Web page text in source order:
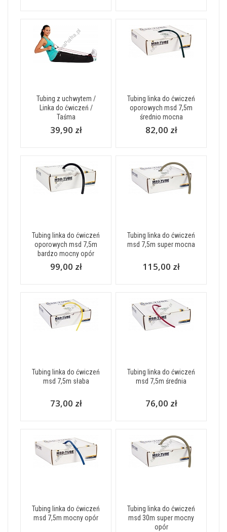
Tubing z uchwytem /
Linka do ćwiczeń /
Taśma
39,90 zł
Tubing linka do ćwiczeń
oporowych msd 7,5m
średnio mocna
82,00 zł
Tubing linka do ćwiczeń
oporowych msd 7,5m
bardzo mocny opór
99,00 zł
Tubing linka do ćwiczeń
msd 7,5m super mocna
115,00 zł
Tubing linka do ćwiczeń
msd 7,5m słaba
73,00 zł
Tubing linka do ćwiczeń
msd 7,5m średnia
76,00 zł
Tubing linka do ćwiczeń
msd 7,5m mocny opór
Tubing linka do ćwiczeń
msd 30m super mocny
opór